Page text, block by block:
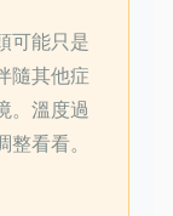
可能只是
隨其他症
。溫度過
看看。